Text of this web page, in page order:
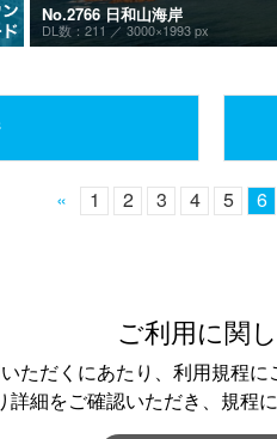
No.2766 日和山海岸
DL数：211 ／ 3000×1993 px
« 1 2 3 4 5 6
ご利用に関
ただくにあたり、利用規程に
詳細をご確認いただき、規程